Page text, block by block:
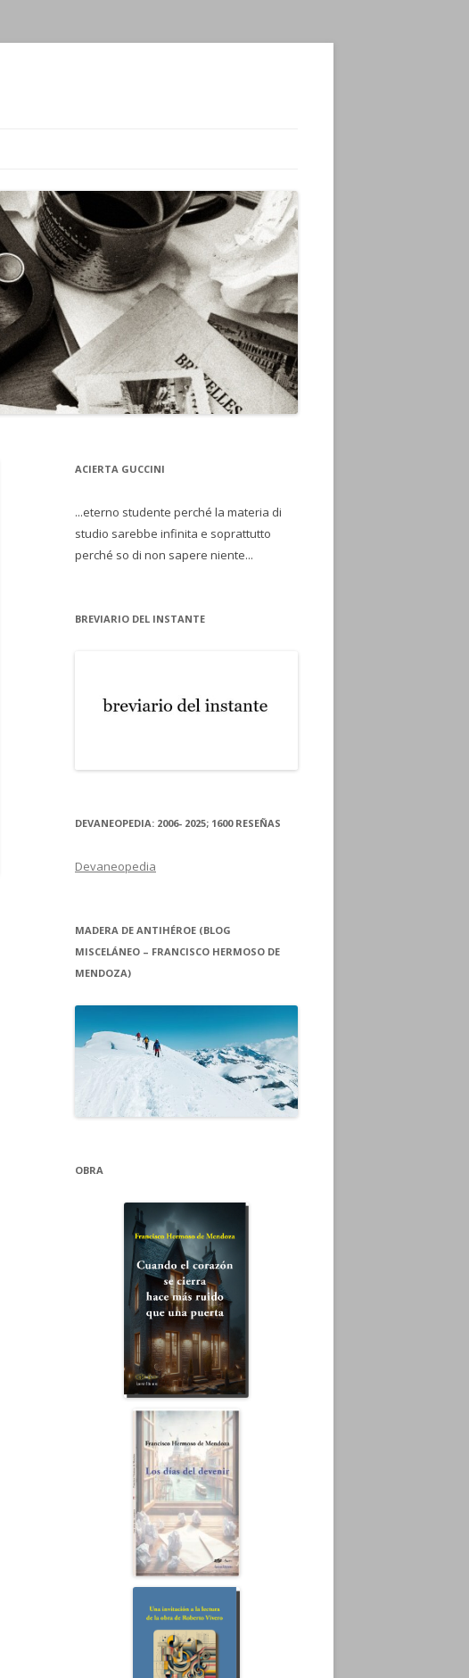
ACIERTA GUCCINI
...eterno studente perché la materia di
studio sarebbe infinita e soprattutto
perché so di non sapere niente...
BREVIARIO DEL INSTANTE
DEVANEOPEDIA: 2006- 2025; 1600 RESEÑAS
Devaneopedia
MADERA DE ANTIHÉROE (BLOG
MISCELÁNEO – FRANCISCO HERMOSO DE
MENDOZA)
OBRA